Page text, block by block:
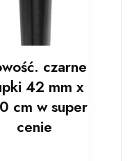
czarne
42 mm x
cm w super
cenie